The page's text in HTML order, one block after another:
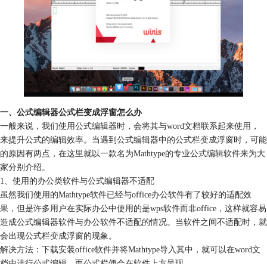
一、公式编辑器公式栏变成浮窗怎么办
一般来说，我们使用公式编辑器时，会将其与word文档联系起来使用，
来提升公式的编辑效率。当遇到公式编辑器中的公式栏变成浮窗时，可能
的原因有两点，在这里就以一款名为Mathtype的专业公式编辑软件来为大
家分别介绍。
1、使用的办公类软件与公式编辑器不适配
虽然我们使用的Mathtype软件已经与office办公软件有了较好的适配效
果，但是许多用户在实际办公中使用的是wps软件而非office，这样就容易
造成公式编辑器软件与办公软件不适配的情况。当软件之间不适配时，就
会出现公式栏变成浮窗的现象。
解决方法：下载安装office软件并将Mathtype导入其中，就可以在word文
档中进行公式编辑，而公式栏便会在软件上方呈现。